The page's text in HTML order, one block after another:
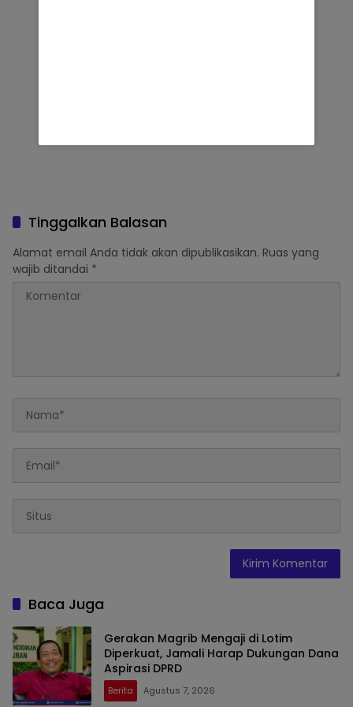
Tinggalkan Balasan
Alamat email Anda tidak akan dipublikasikan. Ruas yang
wajib ditandai *
Baca Juga
Gerakan Magrib Mengaji di Lotim
Diperkuat, Jamali Harap Dukungan Dana
Aspirasi DPRD
Berita Agustus 7, 2026